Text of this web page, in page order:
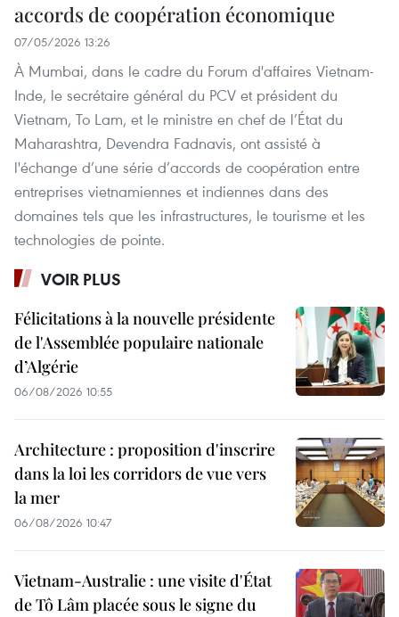
accords de coopération économique
07/05/2026 13:26
À Mumbai, dans le cadre du Forum d'affaires Vietnam-
Inde, le secrétaire général du PCV et président du
Vietnam, To Lam, et le ministre en chef de l’État du
Maharashtra, Devendra Fadnavis, ont assisté à
l'échange d’une série d’accords de coopération entre
entreprises vietnamiennes et indiennes dans des
domaines tels que les infrastructures, le tourisme et les
technologies de pointe.
VOIR PLUS
Félicitations à la nouvelle présidente
de l'Assemblée populaire nationale
d’Algérie
06/08/2026 10:55
Architecture : proposition d'inscrire
dans la loi les corridors de vue vers
la mer
06/08/2026 10:47
Vietnam-Australie : une visite d'État
de Tô Lâm placée sous le signe du